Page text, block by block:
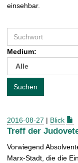
e
einsehbar.
u
c
e
h
Medium:
Suchen
2016-08-27 | Blick
Treff der
Vorwiegend
Marx-Stadt, die die